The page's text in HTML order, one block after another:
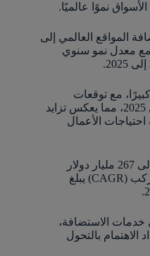
نموًا عالميًا.
المواقع العالمي إلى
مليار دولار بحلول عام 2025، مع معدل نمو سنوي
مع توقعات
بوصوله إلى 129.53 مليار دولار بحلول 2025، مما يعكس تزايد
احتياجات الأعمال
من المتوقع أن يصل السوق العالمي إلى 267 مليار دولار
بحلول عام 2030 بمعدل نمو سنوي مركب (CAGR) يبلغ
خدمات الاستضافة،
بالتحول